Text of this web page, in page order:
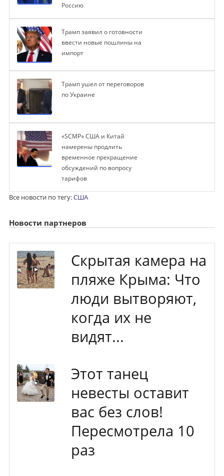
Россию
Трамп заявил о готовности
ввести новые пошлины на
импорт
Трамп ушел от переговоров
по Украине
«SCMP» США и Китай
намерены продлить
временное прекращение
обсуждений по вопросу
тарифов
Все новости по тегу:США
Новости партнеров
Скрытая камера на
пляже Крыма: Что
люди вытворяют,
когда их не
видят...
Этот танец
невесты оставит
вас без слов!
Пересмотрела 10
раз